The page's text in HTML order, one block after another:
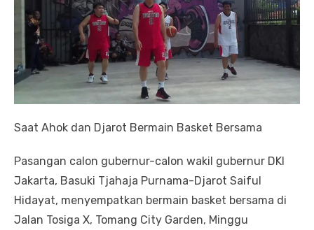
Saat Ahok dan Djarot Bermain Basket Bersama
Pasangan calon gubernur-calon wakil gubernur DKI
Jakarta, Basuki Tjahaja Purnama-Djarot Saiful
Hidayat, menyempatkan bermain basket bersama di
Jalan Tosiga X, Tomang City Garden, Minggu